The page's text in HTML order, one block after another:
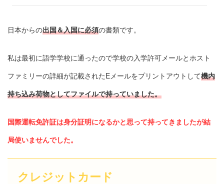
日本からの出国＆入国に必須の書類です。
私は最初に語学学校に通ったので学校の入学許可メールとホスト
ファミリーの詳細が記載されたEメールをプリントアウトして機内
持ち込み荷物としてファイルで持っていました。
国際運転免許証は身分証明になるかと思って持ってきましたが結
局使いませんでした。
クレジットカード